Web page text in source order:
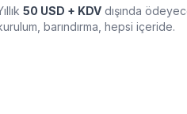
50 USD + KDV dışında
barındırma, hepsi içeride.